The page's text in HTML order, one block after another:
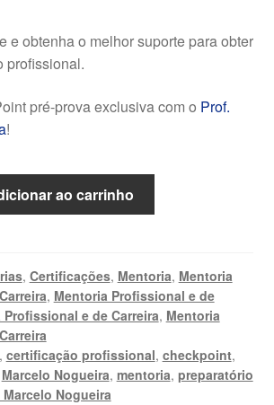
e obtenha o melhor suporte para obter
profissional.
pré-prova exclusiva com o Prof.
!
ao carrinho
, Certificações, Mentoria, Mentoria
, Mentoria Profissional e de
Profissional e de Carreira, Mentoria
, certificação profissional, checkpoint,
Marcelo Nogueira, mentoria, preparatório
Marcelo Nogueira